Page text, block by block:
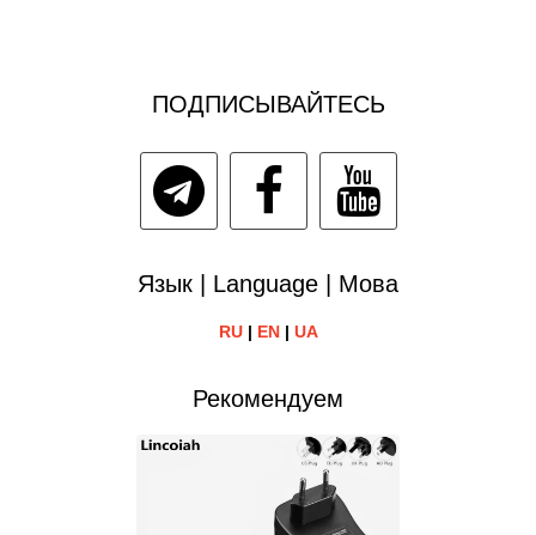
ПОДПИСЫВАЙТЕСЬ
Язык | Language | Мова
RU| EN| UA
Рекомендуем